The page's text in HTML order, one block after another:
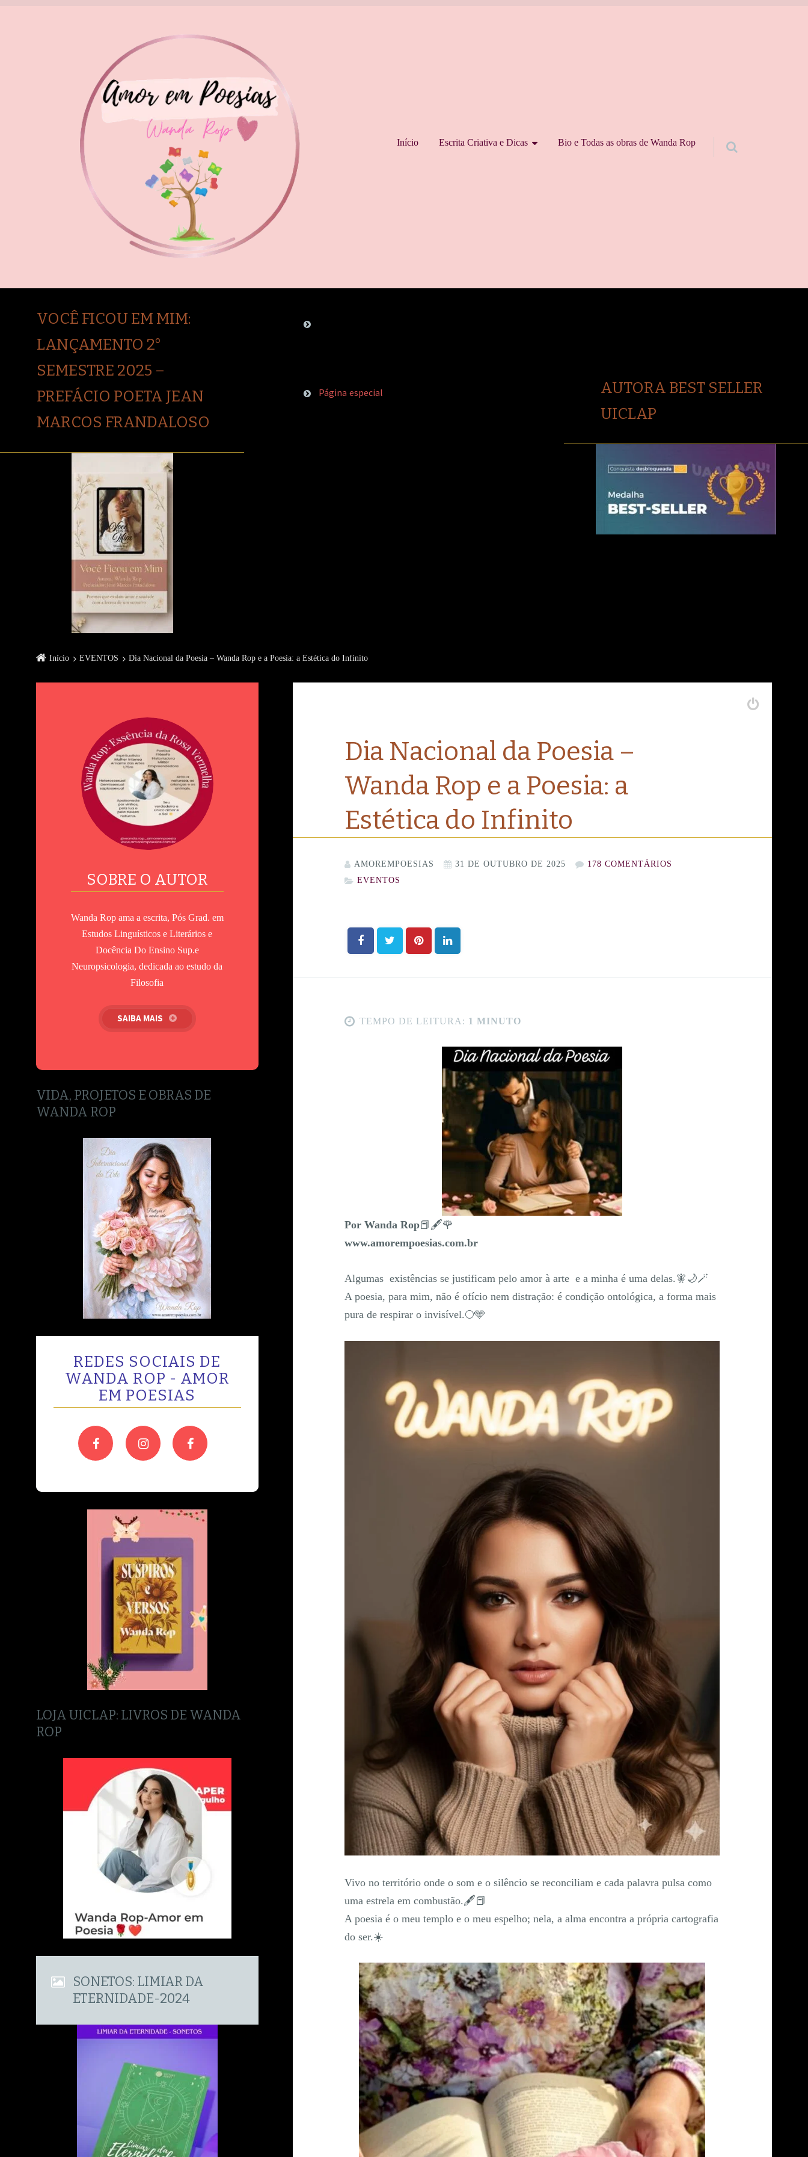
Pular para o conteúdo
Início Escrita Criativa e Dicas Bio e Todas as obras de Wanda Rop
VOCÊ FICOU EM MIM:
LANÇAMENTO 2°
SEMESTRE 2025 –
PREFÁCIO POETA JEAN
MARCOS FRANDALOSO
Página especial
AUTORA BEST SELLER
UICLAP
Início EVENTOS Dia Nacional da Poesia – Wanda Rop e a Poesia: a Estética do Infinito
Dia Nacional da Poesia –
Wanda Rop e a Poesia: a
Estética do Infinito
AMOREMPOESIAS 31 DE OUTUBRO DE 2025
178 COMENTÁRIOS
EVENTOS
TEMPO DE LEITURA: 1 MINUTO
Por Wanda Rop📕🖋️🌹
www.amorempoesias.com.br
Algumas existências se justificam pelo amor à arte e a minha é uma delas.🧚🌙🪄
A poesia, para mim, não é ofício nem distração: é condição ontológica, a forma mais
pura de respirar o invisível.🌕🩵
Vivo no território onde o som e o silêncio se reconciliam e cada palavra pulsa como
uma estrela em combustão.🖋️📕
A poesia é o meu templo e o meu espelho; nela, a alma encontra a própria cartografia
do ser.☀️
SOBRE O AUTOR
Wanda Rop ama a escrita, Pós Grad. em
Estudos Linguísticos e Literários e
Docência Do Ensino Sup.e
Neuropsicologia, dedicada ao estudo da
Filosofia
SAIBA MAIS
VIDA, PROJETOS E OBRAS DE
WANDA ROP
REDES SOCIAIS DE
WANDA ROP - AMOR
EM POESIAS
LOJA UICLAP: LIVROS DE WANDA
ROP
SONETOS: LIMIAR DA
ETERNIDADE-2024